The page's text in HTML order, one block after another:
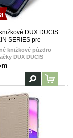
DUX DUCIS
SERIES pre
MOTO
E20 - modré
knižkové púzdro
DUX DUCIS